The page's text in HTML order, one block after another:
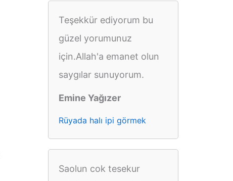
Teşekkür ediyorum bu
güzel yorumunuz
için.Allah'a emanet olun
saygılar sunuyorum.
Emine Yağızer
Rüyada halı ipi görmek
Saolun cok tesekur